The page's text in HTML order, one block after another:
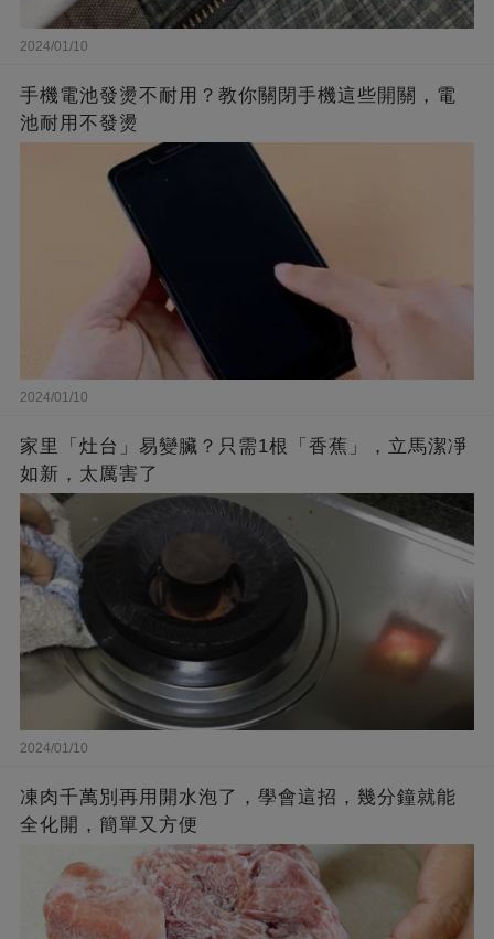
2024/01/10
手機電池發燙不耐用？教你關閉手機這些開關，電
池耐用不發燙
2024/01/10
家里「灶台」易變臟？只需1根「香蕉」，立馬潔凈
如新，太厲害了
2024/01/10
凍肉千萬別再用開水泡了，學會這招，幾分鐘就能
全化開，簡單又方便